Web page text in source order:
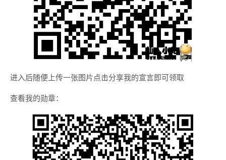
进入后随便上传一张图片点击分享我的宣言即可领取
查看我的勋章：